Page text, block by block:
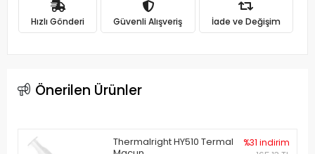
Hızlı Gönderi Güvenli Alışveriş İade ve Değişim
Önerilen Ürünler
Thermalright HY510 Termal
%31 indirim